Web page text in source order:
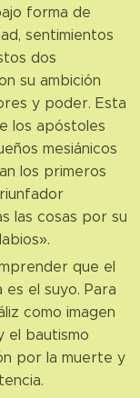
forma de
sentimientos
dos
su ambición
y poder. Esta
los apóstoles
mesiánicos
los primeros
las cosas por su
que el
es el suyo. Para
como imagen
el bautismo
por la muerte y